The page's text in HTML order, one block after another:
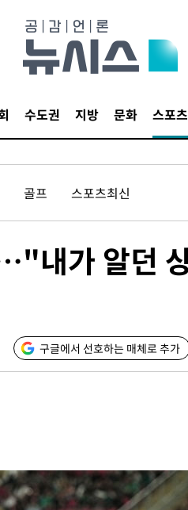
수도권 지방 문화 스포츠
골프 스포츠최신
내가 알던
구글에서 선호하는 매체로 추가